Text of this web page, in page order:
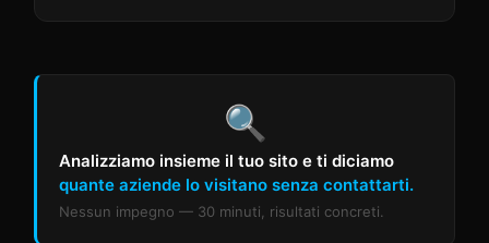
🔍
Analizziamo insieme il tuo sito e ti diciamo
quante aziende lo visitano senza contattarti.
Nessun impegno — 30 minuti, risultati concreti.